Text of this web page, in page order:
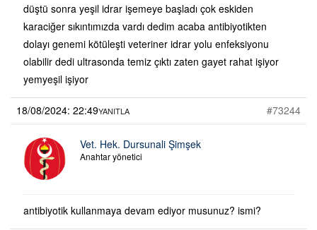
düştü sonra yeşil idrar işemeye başladı çok eskiden
karaciğer sıkıntımızda vardı dedim acaba antibiyotikten
dolayı genemi kötüleşti veteriner idrar yolu enfeksiyonu
olabilir dedi ultrasonda temiz çıktı zaten gayet rahat işiyor
yemyeşil işiyor
18/08/2024: 22:49 #73244
YANITLA
Vet. Hek. Dursunali Şimşek
Anahtar yönetici
antibiyotik kullanmaya devam ediyor musunuz? ismi?